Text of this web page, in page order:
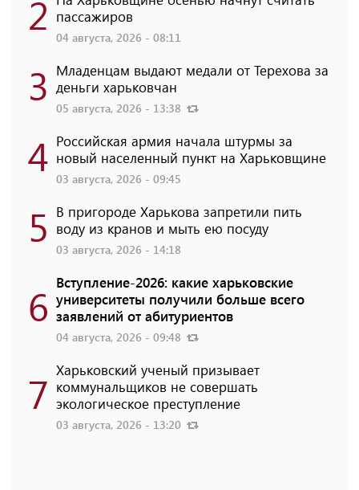
2 пассажиров
04 августа, 2026 - 08:11
3 Младенцам выдают медали от Терехова за
деньги харьковчан
05 августа, 2026 - 13:38
4 Российская армия начала штурмы за
новый населенный пункт на Харьковщине
03 августа, 2026 - 09:45
5 В пригороде Харькова запретили пить
воду из кранов и мыть ею посуду
03 августа, 2026 - 14:18
6 Вступление-2026: какие харьковские
университеты получили больше всего
заявлений от абитуриентов
04 августа, 2026 - 09:48
7 Харьковский ученый призывает
коммунальщиков не совершать
экологическое преступление
03 августа, 2026 - 13:20